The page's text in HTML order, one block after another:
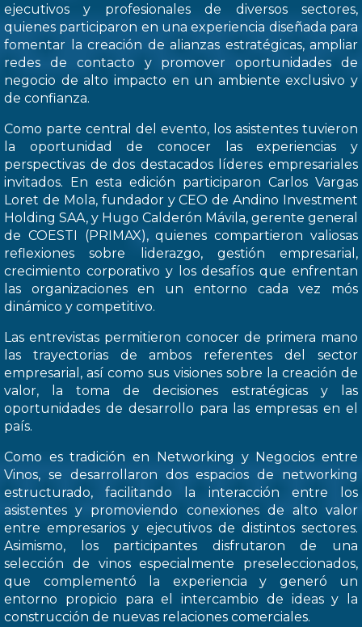
ejecutivos y profesionales de diversos sectores,
quienes participaron en una experiencia diseñada para
fomentar la creación de alianzas estratégicas, ampliar
redes de contacto y promover oportunidades de
negocio de alto impacto en un ambiente exclusivo y
de confianza.
Como parte central del evento, los asistentes tuvieron
la oportunidad de conocer las experiencias y
perspectivas de dos destacados líderes empresariales
invitados. En esta edición participaron Carlos Vargas
Loret de Mola, fundador y CEO de Andino Investment
Holding SAA, y Hugo Calderón Mávila, gerente general
de COESTI (PRIMAX), quienes compartieron valiosas
reflexiones sobre liderazgo, gestión empresarial,
crecimiento corporativo y los desafíos que enfrentan
las organizaciones en un entorno cada vez mós
dinámico y competitivo.
Las entrevistas permitieron conocer de primera mano
las trayectorias de ambos referentes del sector
empresarial, así como sus visiones sobre la creación de
valor, la toma de decisiones estratégicas y las
oportunidades de desarrollo para las empresas en el
país.
Como es tradición en Networking y Negocios entre
Vinos, se desarrollaron dos espacios de networking
estructurado, facilitando la interacción entre los
asistentes y promoviendo conexiones de alto valor
entre empresarios y ejecutivos de distintos sectores.
Asimismo, los participantes disfrutaron de una
selección de vinos especialmente preseleccionados,
que complementó la experiencia y generó un
entorno propicio para el intercambio de ideas y la
construcción de nuevas relaciones comerciales.